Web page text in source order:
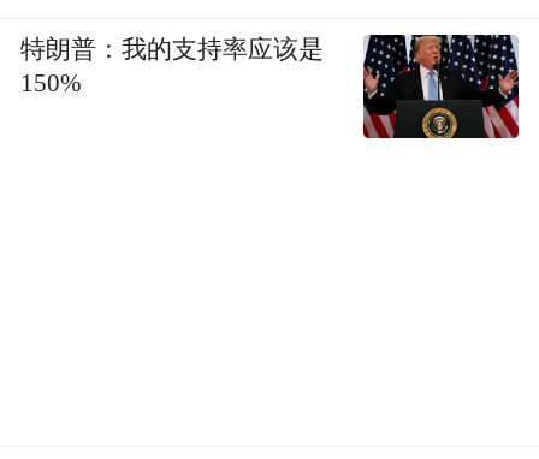
特朗普：我的支持率应该是
150%